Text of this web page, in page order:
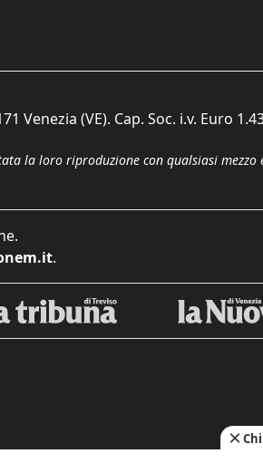
(VE). Cap. Soc. i.v. Euro
la loro riproduzione con qualsiasi
.